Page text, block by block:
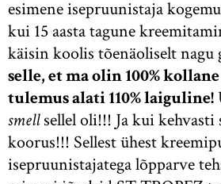
esimene isepruunistaja
kui 15 aasta tagune
käisin koolis tõenäoliselt nagu
selle, et ma olin 100%
tulemus alati 110% laiguline!
smellsellel oli!!! Ja kui kehvasti
koorus!!! Sellest ühest
isepruunistajatega lõpparve